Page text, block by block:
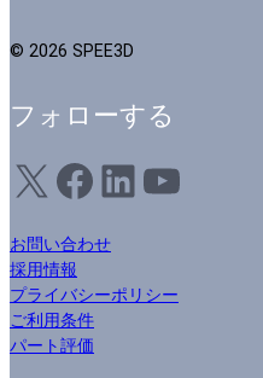
© 2026 SPEE3D
フォローする
X フェイスブックLinkedIn ユーチューブ
お問い合わせ
採用情報
プライバシーポリシー
ご利用条件
パート評価